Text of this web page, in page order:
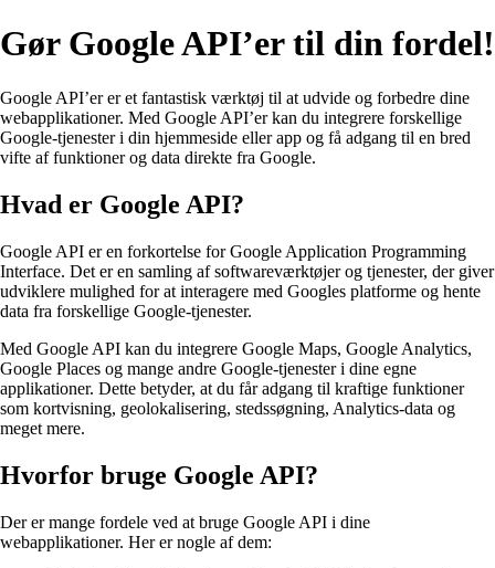
Gør Google API’er til din fordel!
Google API’er er et fantastisk værktøj til at udvide og forbedre dine
webapplikationer. Med Google API’er kan du integrere forskellige
Google-tjenester i din hjemmeside eller app og få adgang til en bred
vifte af funktioner og data direkte fra Google.
Hvad er Google API?
Google API er en forkortelse for Google Application Programming
Interface. Det er en samling af softwareværktøjer og tjenester, der giver
udviklere mulighed for at interagere med Googles platforme og hente
data fra forskellige Google-tjenester.
Med Google API kan du integrere Google Maps, Google Analytics,
Google Places og mange andre Google-tjenester i dine egne
applikationer. Dette betyder, at du får adgang til kraftige funktioner
som kortvisning, geolokalisering, stedssøgning, Analytics-data og
meget mere.
Hvorfor bruge Google API?
Der er mange fordele ved at bruge Google API i dine
webapplikationer. Her er nogle af dem: